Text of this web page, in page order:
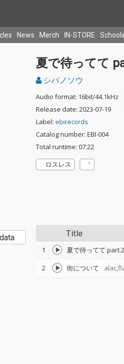
News Merch IN-STORE
夏で待ってて
シバノソウ
Audio format: 16bit/44.1kHz
Release date: 2023-07-19
Label: ebirecords
Catalog number: EBI-004
Total runtime: 07:22
ロスレス
Title
1 夏で待ってて part.2
2
街について